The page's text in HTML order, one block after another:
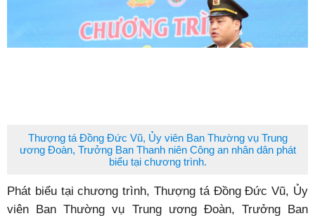
Thượng tá Đồng Đức Vũ, Ủy viên Ban Thường vụ Trung
ương Đoàn, Trưởng Ban Thanh niên Công an nhân dân phát
biểu tại chương trình.
Phát biểu tại chương trình, Thượng tá Đồng Đức Vũ, Ủy
viên Ban Thường vụ Trung ương Đoàn, Trưởng Ban